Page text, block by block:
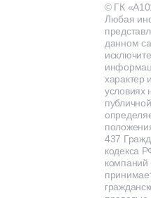
© ГК
Любая
данном
характер
условиях
437
кодекса